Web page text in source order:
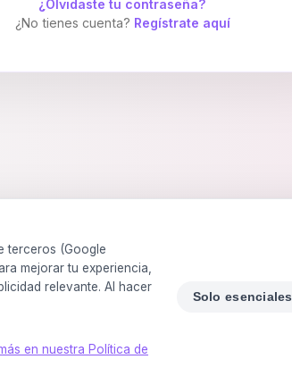
¿Olvidaste tu contraseña?
¿No tienes cuenta? Regístrate aquí
terceros (Google
mejorar tu experiencia,
relevante. Al hacer
en nuestra Política de
Solo esenciales